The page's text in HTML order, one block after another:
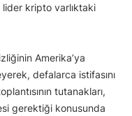
kripto varlıktaki
Amerika’ya
defalarca istifasını
tutanakları,
gerektiği konusunda